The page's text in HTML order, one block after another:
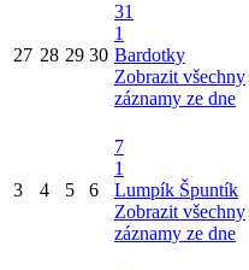
27 28 29 30
31
1
Bardotky
Zobrazit všechny
záznamy ze dne
3 4 5 6
7
1
Lumpík Špuntík
Zobrazit všechny
záznamy ze dne